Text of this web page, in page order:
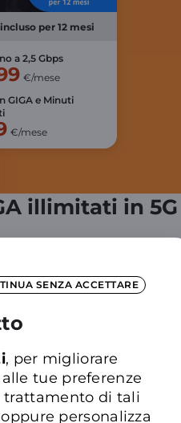
SENZA ACCETTARE
, per migliorare
tue preferenze
trattamento di tali
oppure personalizza
per 12 mesi
a 2,5 Gbps
€/mese
GIGA e Minuti
€/mese
illimitati in 5G
iPhone 17